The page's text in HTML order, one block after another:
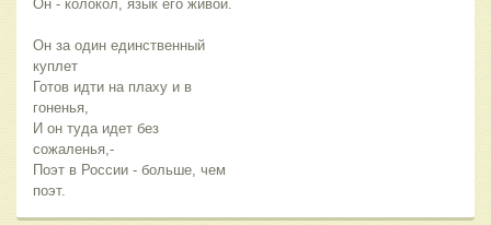
Он - колокол, язык его живой.
Он за один единственный
куплет
Готов идти на плаху и в
гоненья,
И он туда идет без
сожаленья,-
Поэт в России - больше, чем
поэт.